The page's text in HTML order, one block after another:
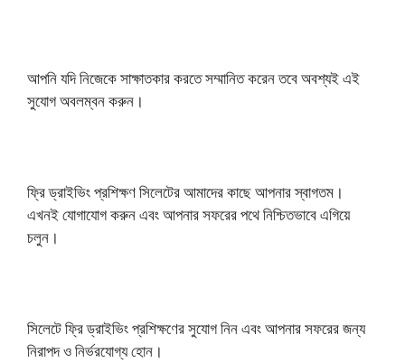
আপনি যদি নিজেকে সাক্ষাতকার করতে সম্মানিত করেন তবে অবশ্যই এই
সুযোগ অবলম্বন করুন।
ফ্রি ড্রাইভিং প্রশিক্ষণ সিলেটের আমাদের কাছে আপনার স্বাগতম।
এখনই যোগাযোগ করুন এবং আপনার সফরের পথে নিশ্চিতভাবে এগিয়ে
চলুন।
সিলেটে ফ্রি ড্রাইভিং প্রশিক্ষণের সুযোগ নিন এবং আপনার সফরের জন্য
নিরাপদ ও নির্ভরযোগ্য হোন।